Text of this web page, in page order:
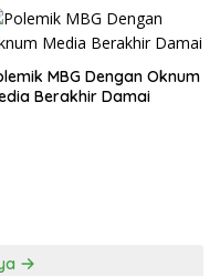
MBG Dengan Oknum
Berakhir Damai